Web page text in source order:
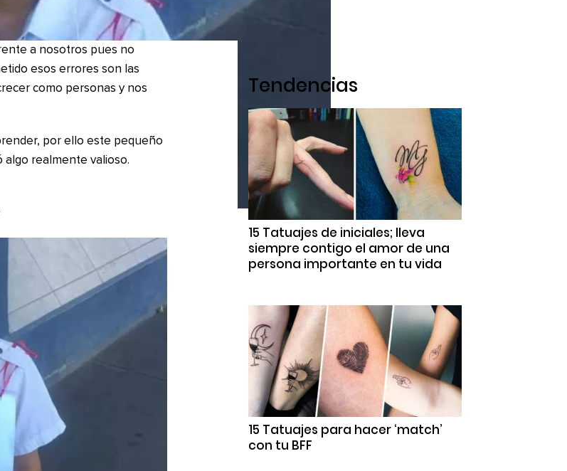
a nosotros pues no
esos errores son las
como personas y nos
por ello este pequeño
algo realmente valioso.
Tendencias
15 Tatuajes de iniciales; lleva
siempre contigo el amor de una
persona importante en tu vida
15 Tatuajes para hacer ‘match’
con tu BFF